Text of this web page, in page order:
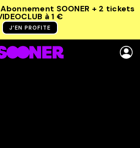
: Abonnement SOONER + 2 tickets
à 1 €
J’EN PROFITE